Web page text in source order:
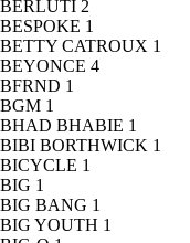
BERLUTI 2
BESPOKE 1
BETTY CATROUX 1
BEYONCE 4
BFRND 1
BGM 1
BHAD BHABIE 1
BIBI BORTHWICK 1
BICYCLE 1
BIG 1
BIG BANG 1
BIG YOUTH 1